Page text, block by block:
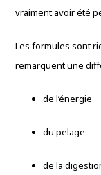
vraiment avoir été
Les formules sont
remarquent une
de l’énergie
du pelage
de la